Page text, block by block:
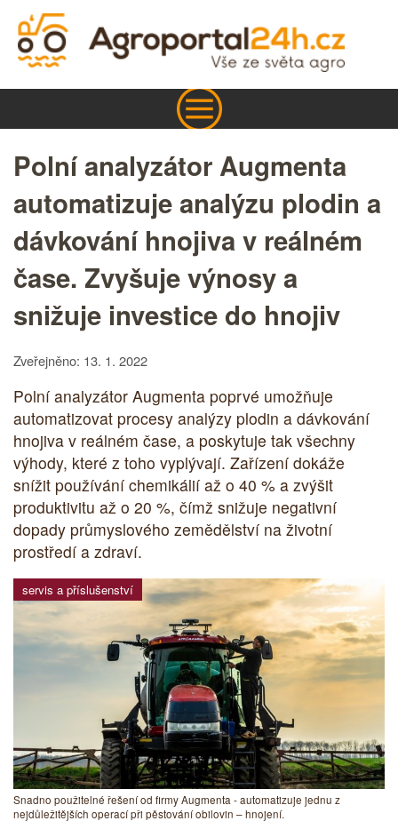
Polní analyzátor Augmenta
automatizuje analýzu plodin a
dávkování hnojiva v reálném
čase. Zvyšuje výnosy a
snižuje investice do hnojiv
Zveřejněno: 13. 1. 2022
Polní analyzátor Augmenta poprvé umožňuje
automatizovat procesy analýzy plodin a dávkování
hnojiva v reálném čase, a poskytuje tak všechny
výhody, které z toho vyplývají. Zařízení dokáže
snížit používání chemikálií až o 40 % a zvýšit
produktivitu až o 20 %, čímž snižuje negativní
dopady průmyslového zemědělství na životní
prostředí a zdraví.
servis a příslušenství
Snadno použitelné řešení od firmy Augmenta - automatizuje jednu z
nejdůležitějších operací při pěstování obilovin – hnojení.